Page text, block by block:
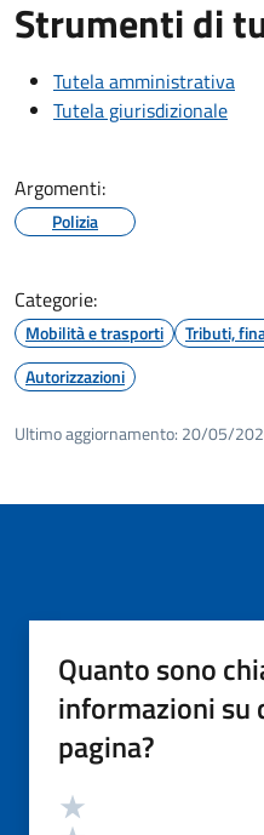
Strumenti di
Tutela amministrativa
Tutela giurisdizionale
Argomenti:
Polizia
Categorie:
Mobilità e trasporti
Tributi,
Autorizzazioni
Ultimo aggiornamento: 20/05/
Quanto sono
informazioni su
pagina?
Valutazione